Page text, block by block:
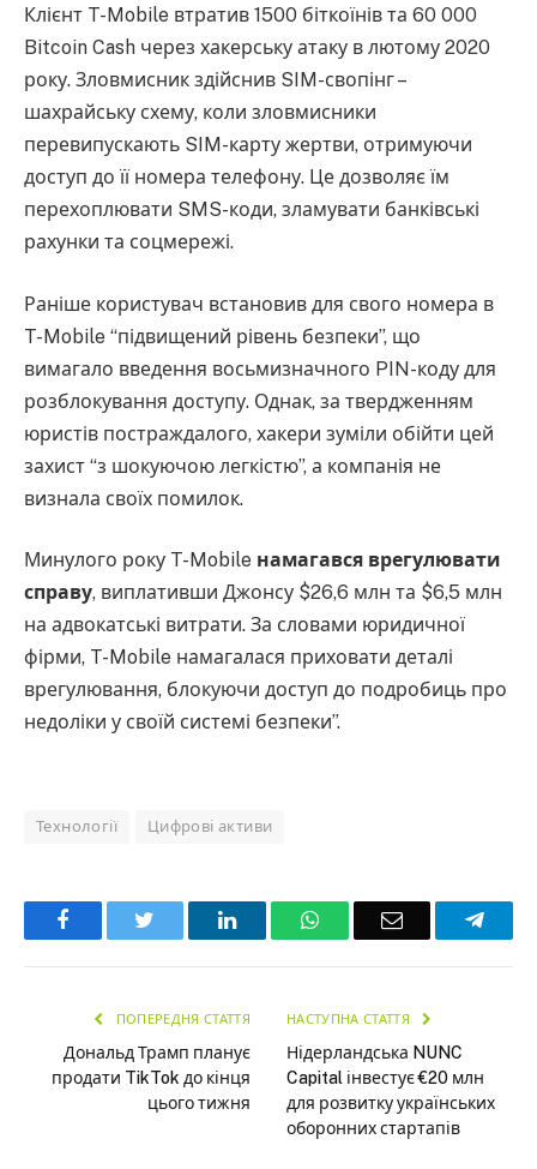
Клієнт T-Mobile втратив 1500 біткоїнів та 60 000
Bitcoin Cash через хакерську атаку в лютому 2020
року. Зловмисник здійснив SIM-свопінг –
шахрайську схему, коли зловмисники
перевипускають SIM-карту жертви, отримуючи
доступ до її номера телефону. Це дозволяє їм
перехоплювати SMS-коди, зламувати банківські
рахунки та соцмережі.
Раніше користувач встановив для свого номера в
T-Mobile “підвищений рівень безпеки”, що
вимагало введення восьмизначного PIN-коду для
розблокування доступу. Однак, за твердженням
юристів постраждалого, хакери зуміли обійти цей
захист “з шокуючою легкістю”, а компанія не
визнала своїх помилок.
Минулого року T-Mobile намагався врегулювати
справу, виплативши Джонсу $26,6 млн та $6,5 млн
на адвокатські витрати. За словами юридичної
фірми, T-Mobile намагалася приховати деталі
врегулювання, блокуючи доступ до подробиць про
недоліки у своїй системі безпеки”.
Технології Цифрові активи
Facebook LinkedInWhatsAppEmail
ПОПЕРЕДНЯ СТАТТЯ
Дональд Трамп планує
продати TikTok до кінця
цього тижня
НАСТУПНА СТАТТЯ
Нідерландська NUNC
Capital інвестує €20 млн
для розвитку українських
оборонних стартапів